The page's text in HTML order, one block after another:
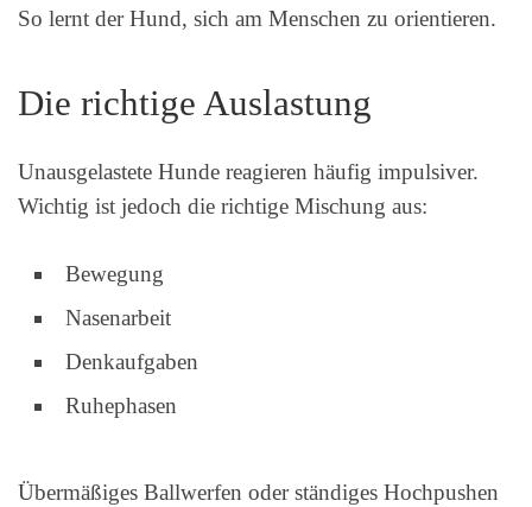
So lernt der Hund, sich am Menschen zu orientieren.
Die richtige Auslastung
Unausgelastete Hunde reagieren häufig impulsiver.
Wichtig ist jedoch die richtige Mischung aus:
Bewegung
Nasenarbeit
Denkaufgaben
Ruhephasen
Übermäßiges Ballwerfen oder ständiges Hochpushen